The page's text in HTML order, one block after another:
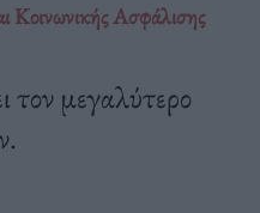
Κοινωνικής Ασφάλισης
μεγαλύτερο